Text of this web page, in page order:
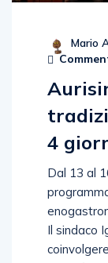
Mario
4
Dal 13 al
Il sindaco